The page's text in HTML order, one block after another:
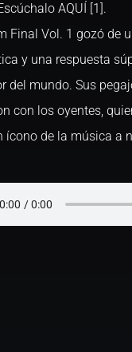
AQUÍ [1].
Final Vol. 1 gozó de
y una respuesta
del mundo. Sus
con los oyentes,
ícono de la música a